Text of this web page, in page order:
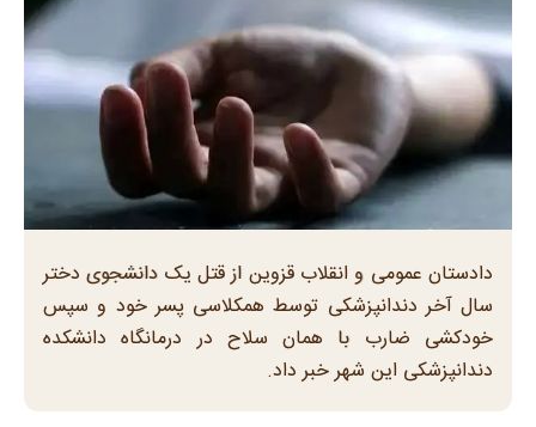
دادستان عمومی و انقلاب قزوین از قتل یک دانشجوی دختر
سال آخر دندانپزشکی توسط همکلاسی پسر خود و سپس
خودکشی ضارب با همان سلاح در درمانگاه دانشکده
دندانپزشکی این شهر خبر داد.